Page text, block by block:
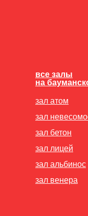
зал атом
зал
зал альбинос
зал венера
зал бетон
зал лицей
все залы
на